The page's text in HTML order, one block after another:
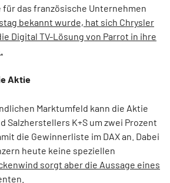
für das französische Unternehmen
bekannt wurde, hat sich Chrysler
Digital TV-Lösung von Parrot in ihre
Aktie
Marktumfeld kann die Aktie
Salzherstellers K+S um zwei Prozent
die Gewinnerliste im DAX an. Dabei
heute keine speziellen
sorgt aber die Aussage eines